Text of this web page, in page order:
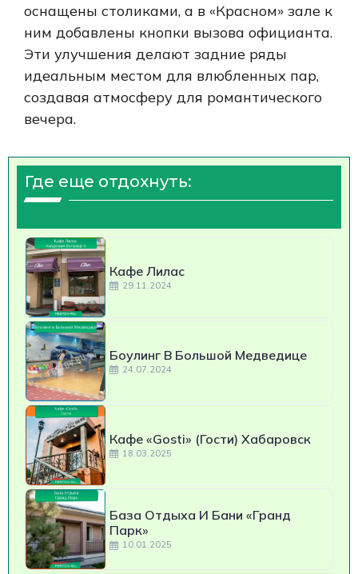
оснащены столиками, а в «Красном» зале к
ним добавлены кнопки вызова официанта.
Эти улучшения делают задние ряды
идеальным местом для влюбленных пар,
создавая атмосферу для романтического
вечера.
Где еще отдохнуть:
Кафе Лилас
29.11.2024
Боулинг В Большой Медведице
24.07.2024
Кафе «Gosti» (Гости) Хабаровск
18.03.2025
База Отдыха И Бани «Гранд
Парк»
10.01.2025